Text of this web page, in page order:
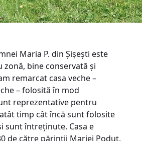
Maria P. din Şişeşti este
bine conservată şi
remarcat casa veche –
– folosită în mod
reprezentative pentru
timp cât încă sunt folosite
sunt întreţinute. Casa e
de către părinţii Mariei Poduţ.